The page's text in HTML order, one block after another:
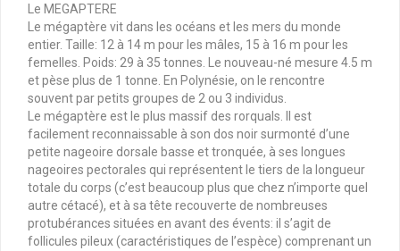
Le MEGAPTERE
Le mégaptère vit dans les océans et les mers du monde
entier. Taille: 12 à 14 m pour les mâles, 15 à 16 m pour les
femelles. Poids: 29 à 35 tonnes. Le nouveau-né mesure 4.5 m
et pèse plus de 1 tonne. En Polynésie, on le rencontre
souvent par petits groupes de 2 ou 3 individus.
Le mégaptère est le plus massif des rorquals. Il est
facilement reconnaissable à son dos noir surmonté d’une
petite nageoire dorsale basse et tronquée, à ses longues
nageoires pectorales qui représentent le tiers de la longueur
totale du corps (c’est beaucoup plus que chez n’importe quel
autre cétacé), et à sa tête recouverte de nombreuses
protubérances situées en avant des évents: il s’agit de
follicules pileux (caractéristiques de l’espèce) comprenant un